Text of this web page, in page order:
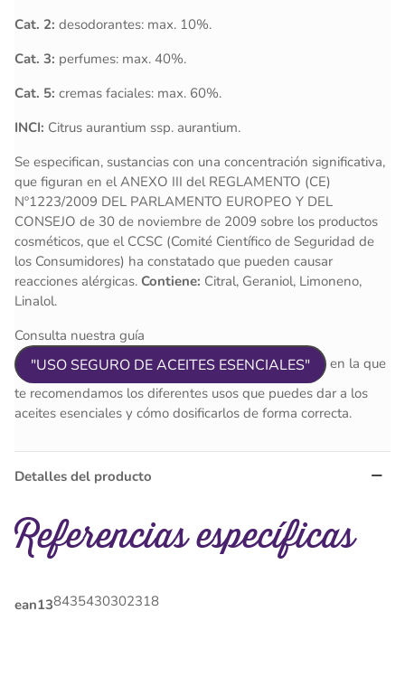
Cat. 2: desodorantes: max. 10%.
Cat. 3: perfumes: max. 40%.
Cat. 5: cremas faciales: max. 60%.
INCI: Citrus aurantium ssp. aurantium.
Se especifican, sustancias con una concentración significativa,
que figuran en el ANEXO III del REGLAMENTO (CE)
Nº1223/2009 DEL PARLAMENTO EUROPEO Y DEL
CONSEJO de 30 de noviembre de 2009 sobre los productos
cosméticos, que el CCSC (Comité Científico de Seguridad de
los Consumidores) ha constatado que pueden causar
reacciones alérgicas. Contiene: Citral, Geraniol, Limoneno,
Linalol.
Consulta nuestra guía
"USO SEGURO DE ACEITES ESENCIALES"
en la que
te recomendamos los diferentes usos que puedes dar a los
aceites esenciales y cómo dosificarlos de forma correcta.
Detalles del producto
Referencias específicas
ean138435430302318